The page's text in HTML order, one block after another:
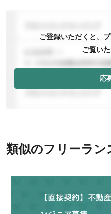
ご登録いただくと、
ご覧いた
応
類似のフリーラン